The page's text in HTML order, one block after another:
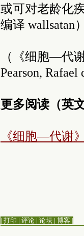
或可对老龄化
编译 wallsatan）
（《细胞—代
Pearson, Rafael
更多阅读（英文
《细胞—代谢
| 打印 | 评论 | 论坛 | 博客 |